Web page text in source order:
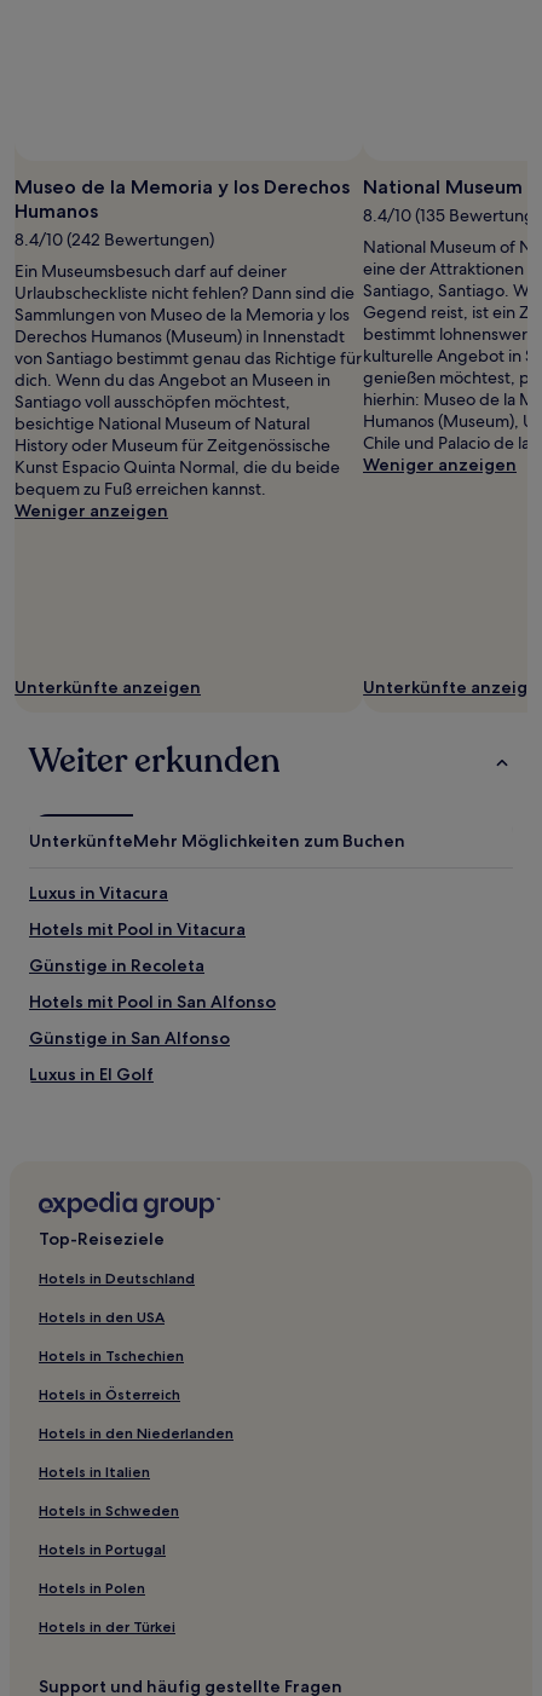
Museo de la Memoria y los Derechos
Humanos
8.4/10 (242 Bewertungen)
Ein Museumsbesuch darf auf deiner
Urlaubscheckliste nicht fehlen? Dann sind die
Sammlungen von Museo de la Memoria y los
Derechos Humanos (Museum) in Innenstadt
von Santiago bestimmt genau das Richtige für
dich. Wenn du das Angebot an Museen in
Santiago voll ausschöpfen möchtest,
besichtige National Museum of Natural
History oder Museum für Zeitgenössische
Kunst Espacio Quinta Normal, die du beide
bequem zu Fuß erreichen kannst.
Weniger anzeigen
Unterkünfte anzeigen
National Museum
8.4/10 (135
National Museum of
eine der Attraktionen
Santiago, Santiago.
Gegend reist, ist ein
bestimmt lohnenswert.
kulturelle Angebot in
genießen möchtest,
hierhin: Museo de la
Humanos (Museum),
Chile und Palacio de la
Weniger anzeigen
Unterkünfte
Weiter erkunden
UnterkünfteMehr Möglichkeiten zum Buchen
Luxus in Vitacura
Hotels mit Pool in Vitacura
Günstige in Recoleta
Hotels mit Pool in San Alfonso
Günstige in San Alfonso
Luxus in El Golf
Hotels mit Weingut nahe Uruguay Park
Lgbtqia-Freundliche in Santiago
Hotels mit Parkplatz in Santiago
Ski in Santiago
Hotels mit Fitnessbereich in Santiago
Familien in Santiago
Haustierfreundliche in Santiago
Ski nahe El Colorado
Hotels mit inbegriffenem Frühstück in Barrio Italia
Günstige in Barrio Italia
Hotels mit Wellnessbereich in Providencia
Lgbtqia-Freundliche in Providencia
Hotels mit Weingut in Providencia
Top-Reiseziele
Hotels in Deutschland
Hotels in den USA
Hotels in Tschechien
Hotels in Österreich
Hotels in den Niederlanden
Hotels in Italien
Hotels in Schweden
Hotels in Portugal
Hotels in Polen
Hotels in der Türkei
Support und häufig gestellte Fragen